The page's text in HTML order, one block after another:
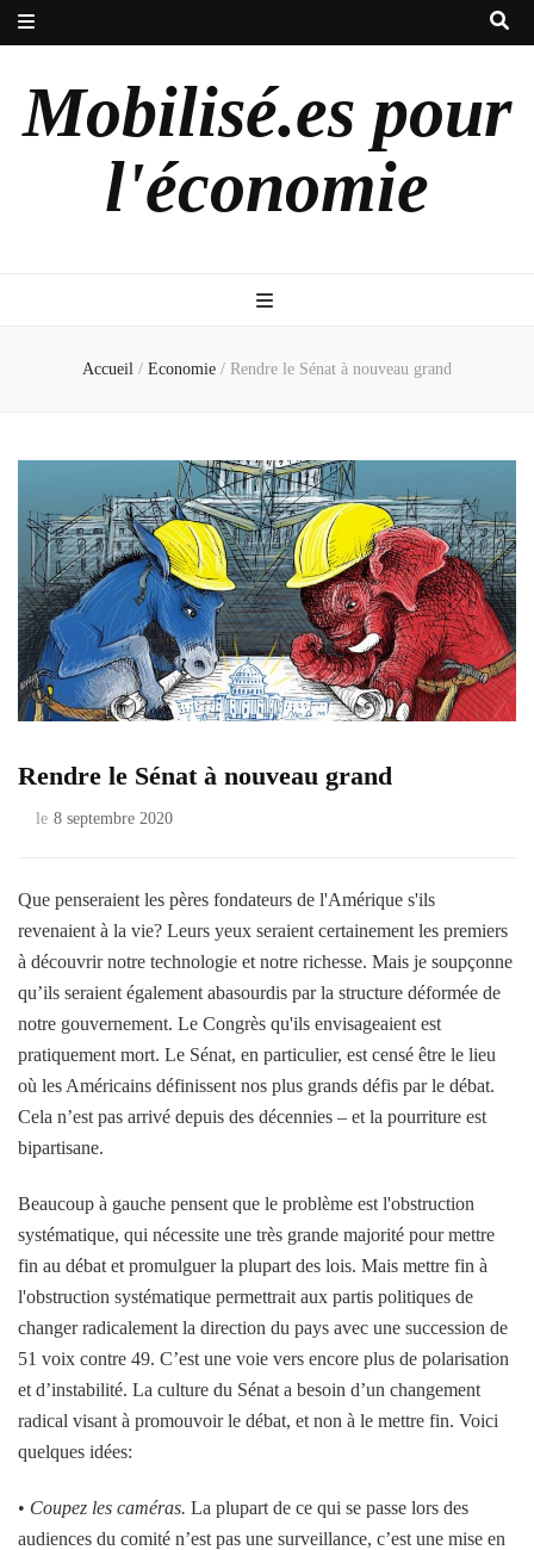
Mobilisé.es pour
l'économie
Accueil / Economie / Rendre le Sénat à nouveau grand
Rendre le Sénat à nouveau grand
le 8 septembre 2020
Que penseraient les pères fondateurs de l'Amérique s'ils
revenaient à la vie? Leurs yeux seraient certainement les premiers
à découvrir notre technologie et notre richesse. Mais je soupçonne
qu’ils seraient également abasourdis par la structure déformée de
notre gouvernement. Le Congrès qu'ils envisageaient est
pratiquement mort. Le Sénat, en particulier, est censé être le lieu
où les Américains définissent nos plus grands défis par le débat.
Cela n’est pas arrivé depuis des décennies – et la pourriture est
bipartisane.
Beaucoup à gauche pensent que le problème est l'obstruction
systématique, qui nécessite une très grande majorité pour mettre
fin au débat et promulguer la plupart des lois. Mais mettre fin à
l'obstruction systématique permettrait aux partis politiques de
changer radicalement la direction du pays avec une succession de
51 voix contre 49. C’est une voie vers encore plus de polarisation
et d’instabilité. La culture du Sénat a besoin d’un changement
radical visant à promouvoir le débat, et non à le mettre fin. Voici
quelques idées:
• Coupez les caméras. La plupart de ce qui se passe lors des
audiences du comité n’est pas une surveillance, c’est une mise en